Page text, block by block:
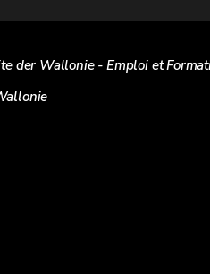
der Wallonie - Emploi et